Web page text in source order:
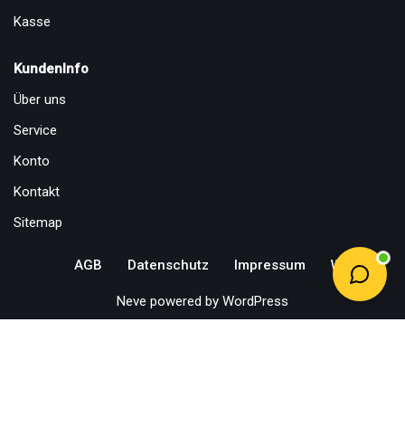
Kasse
KundenInfo
Über uns
Service
Konto
Kontakt
Sitemap
AGB Datenschutz Impressum Widerruf
Neve powered by WordPress